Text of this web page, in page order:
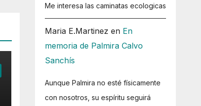
Me interesa las caminatas ecologicas
Maria E.Martinez en En
memoria de Palmira Calvo
Sanchís
Aunque Palmira no esté físicamente
con nosotros, su espíritu seguirá